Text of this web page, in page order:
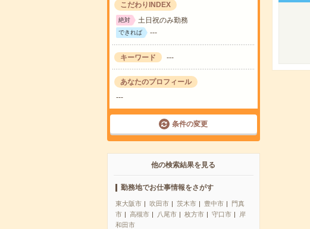
こだわりINDEX
絶対 土日祝のみ勤務
できれば ---
キーワード ---
あなたのプロフィール
---
条件の変更
他の検索結果を見る
勤務地でお仕事情報をさがす
東大阪市 吹田市 茨木市 豊中市
門真
市
高槻市 八尾市 枚方市 守口市
岸
和田市